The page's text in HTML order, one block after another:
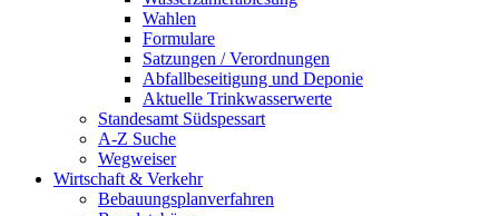
Wahlen
Formulare
Satzungen / Verordnungen
Abfallbeseitigung und Deponie
Aktuelle Trinkwasserwerte
Standesamt Südspessart
A-Z Suche
Wegweiser
Wirtschaft & Verkehr
Bebauungsplanverfahren